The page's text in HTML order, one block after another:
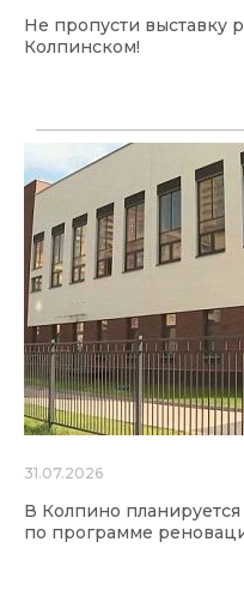
Не пропусти выставку
Колпинском!
31.07.2026
В Колпино
по программе